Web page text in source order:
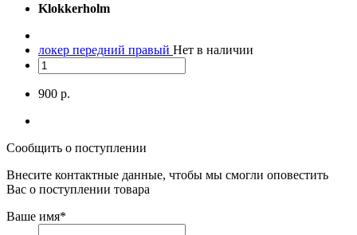
Klokkerholm
локер передний правый Нет в наличии
900 р.
Сообщить о поступлении
Внесите контактные данные, чтобы мы смогли оповестить
Вас о поступлении товара
Ваше имя*